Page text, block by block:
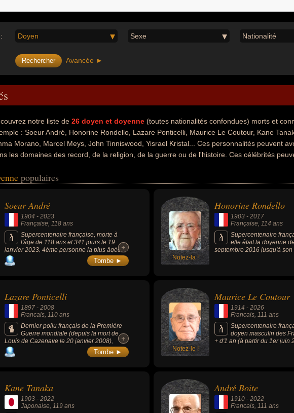
Doyen Sexe Nationalité
Avancée ►
notre liste de 26 doyen et doyenne (toutes nationalités confondues) morts et
: Soeur André, Honorine Rondello, Lazare Ponticelli, Maurice Le Coutour, Kane
Morano, Marcel Meys, John Tinniswood, Yisrael Kristal... Ces personnalités peuvent
les domaines des record, de la religion, de la guerre ou de l'histoire. Ces célébrités
été francais, japonais, italien, anglais ou israelien par exemple.
populaires
Soeur André
1904 - 2023
Française, 118 ans
Supercentenaire française, morte à
l'âge de 118 ans et 341 jours le 19
janvier 2023, 4ème personne la plus âgée
de tous les temps et 2ème en France et en
Europe après Jeanne Calment, doyenne des
19 avril 2022 (date de la mort de la
Japonaise Kane Tanaka).
+
+
Tombe ► Notez-la !
Honorine Rondello
1903 -2017
Française, 114 ans
Supercentenaire
elle était la doyenne
septembre 2016 jusqu'à son
Lazare Ponticelli
1897 - 2008
Francais, 110 ans
Dernier poilu français de la Première
Guerre mondiale (depuis la mort de
Louis de Cazenave le 20 janvier 2008),
doyen des français et 9ème homme de
nationalité française à entrer dans la liste
+
+
Tombe ► Notez-le !
Maurice Le Coutour
1914 -2026
Francais, 111 ans
Supercentenaire
doyen masculin des
+ d'1 an (à partir du 1er juin
de Georges Thomas -
Kane Tanaka
1903 - 2022
Japonaise, 119 ans
André Boite
1910 -2022
Francais, 111 ans